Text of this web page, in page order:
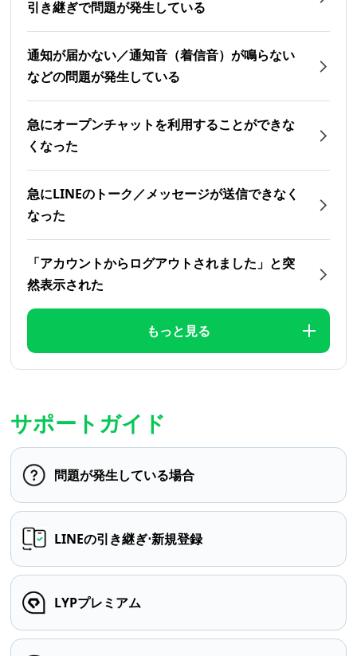
引き継ぎで問題が発生している
通知が届かない／通知音（着信音）が鳴らない
などの問題が発生している
急にオープンチャットを利用することができな
くなった
急にLINEのトーク／メッセージが送信できなく
なった
「アカウントからログアウトされました」と突
然表示された
もっと見る
サポートガイド
問題が発生している場合
LINEの引き継ぎ⋅新規登録
LYPプレミアム